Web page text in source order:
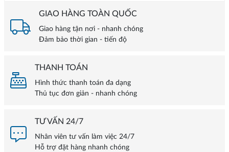
GIAO HÀNG TOÀN QUỐC
Giao hàng tận nơi - nhanh chóng
Đảm bảo thời gian - tiến độ
THANH TOÁN
Hình thức thanh toán đa dạng
Thủ tục đơn giản - nhanh chóng
TƯ VẤN 24/7
Nhân viên tư vấn làm việc 24/7
Hỗ trợ đặt hàng nhanh chóng